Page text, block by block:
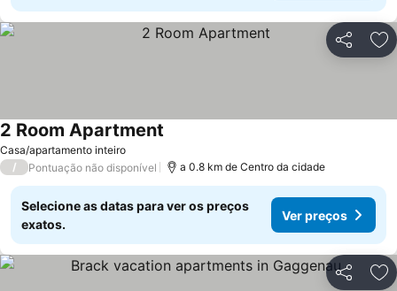
Partilhar
Casa/apartamento inteiro
2 Room Apartment
/ Pontuação não disponível a 0.8 km de Centro da cidade
Selecione as datas para ver os preços
exatos.
Ver preços
Partilhar